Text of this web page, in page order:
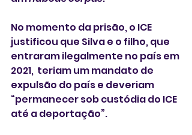
No momento da prisão, o ICE
justificou que Silva e o filho, que
entraram ilegalmente no país em
2021,  teriam um mandato de
expulsão do país e deveriam
“permanecer sob custódia do ICE
até a deportação”.